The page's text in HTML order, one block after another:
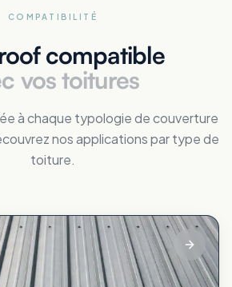
COMPATIBILITÉ
compatible
vos toitures
à chaque typologie de couverture
nos applications par type de
toiture.